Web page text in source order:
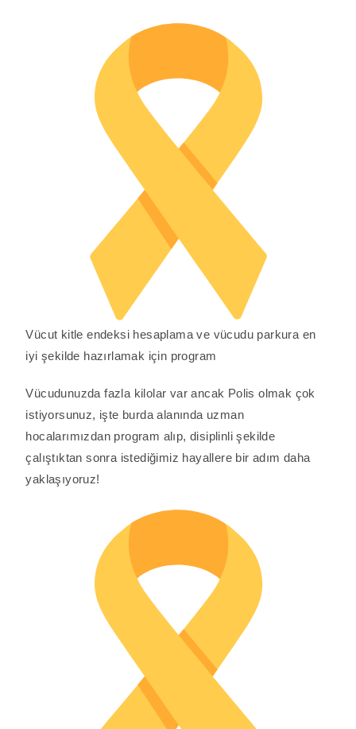
Vücut kitle endeksi hesaplama ve vücudu parkura en
iyi şekilde hazırlamak için program
Vücudunuzda fazla kilolar var ancak Polis olmak çok
istiyorsunuz, işte burda alanında uzman
hocalarımızdan program alıp, disiplinli şekilde
çalıştıktan sonra istediğimiz hayallere bir adım daha
yaklaşıyoruz!